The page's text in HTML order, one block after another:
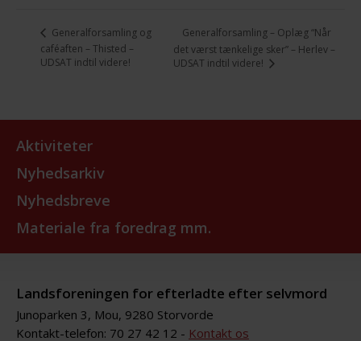
Generalforsamling og
caféaften – Thisted –
UDSAT indtil videre!
Generalforsamling – Oplæg “Når
det værst tænkelige sker” – Herlev –
UDSAT indtil videre!
Aktiviteter
Nyhedsarkiv
Nyhedsbreve
Materiale fra foredrag mm.
Landsforeningen for efterladte efter selvmord
Junoparken 3, Mou, 9280 Storvorde
Kontakt-telefon: 70 27 42 12 - Kontakt os